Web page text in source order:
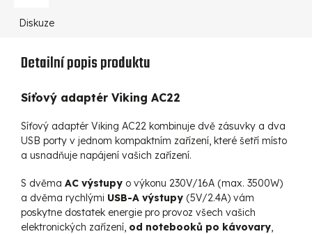
Diskuze
Detailní popis produktu
Síťový adaptér Viking AC22
Síťový adaptér Viking AC22 kombinuje dvě zásuvky a dva
USB porty v jednom kompaktním zařízení, které šetří místo
a usnadňuje napájení vašich zařízení.
S dvěma AC výstupy o výkonu 230V/16A (max. 3500W)
a dvěma rychlými USB-A výstupy (5V/2.4A) vám
poskytne dostatek energie pro provoz všech vašich
elektronických zařízení, od notebooků po kávovary,